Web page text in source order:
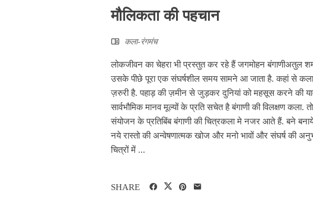
मौलिकता की पहचान
कला-रंगमंच
लोकजीवन का चेहरा भी प्रस्तुत कर रहे हैं जगमोहन बंगाणीअतुल
उसके पीछे पूरा एक संघर्षशील समय सामने आ जाता है. कहां से
ज़रुरी है. पहाड़ की ज़मीन से जुड़कर दुनियां को महसूस करने की
सार्वभौमिक मानव मूल्यों के प्रति सचेत है बंगाणी की विलक्षण
संयोजन के प्रतिबिंब बंगाणी की चित्रकला मे नजर आते हैं. बने
नये रास्तो की अन्वेषणात्मक खोज और मनो भावों और संघर्ष की
चित्रों में ...
SHARE